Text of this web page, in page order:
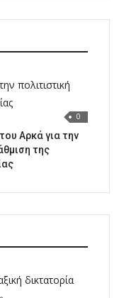
0
Αρκά για την
της